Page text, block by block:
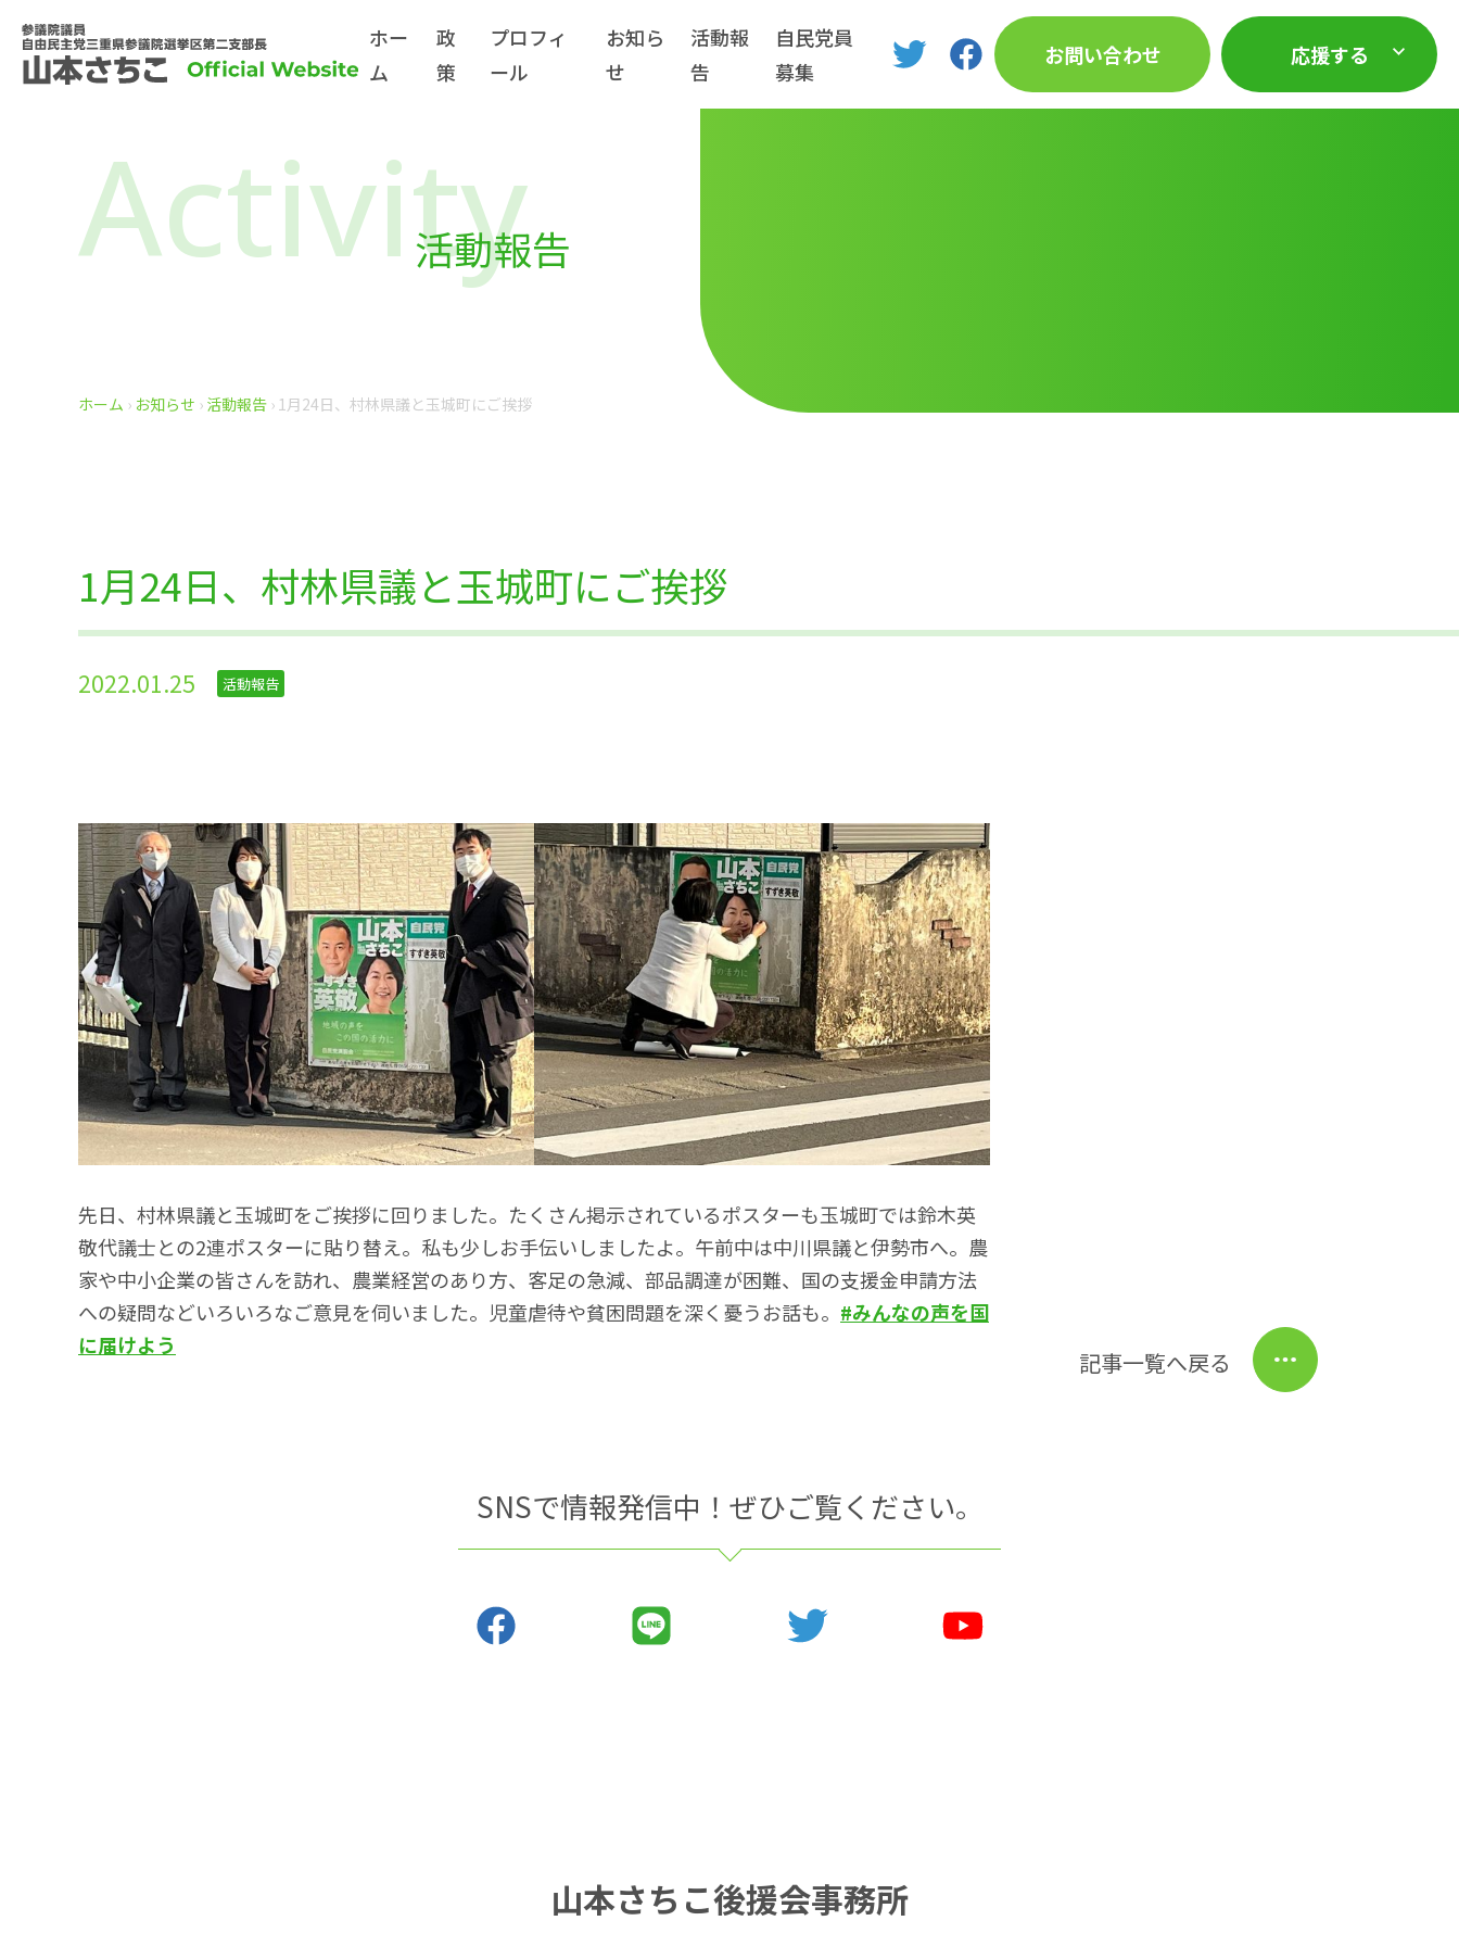
ホー
ム
政
策
プロフィ
ール
お知ら
せ
活動報
告
自民党員
募集
お問い合わせ 応援する
Activity
活動報告
ホーム › お知らせ › 活動報告 › 1月24日、村林県議と玉城町にご挨拶
1月24日、村林県議と玉城町にご挨拶
2022.01.25 活動報告
先日、村林県議と玉城町をご挨拶に回りました。たくさん掲示されているポスターも玉城町では鈴木英
敬代議士との2連ポスターに貼り替え。私も少しお手伝いしましたよ。午前中は中川県議と伊勢市へ。農
家や中小企業の皆さんを訪れ、農業経営のあり方、客足の急減、部品調達が困難、国の支援金申請方法
への疑問などいろいろなご意見を伺いました。児童虐待や貧困問題を深く憂うお話も。 #みんなの声を国
に届けよう
記事一覧へ戻る
SNSで情報発信中！ぜひご覧ください。
山本さちこ後援会事務所